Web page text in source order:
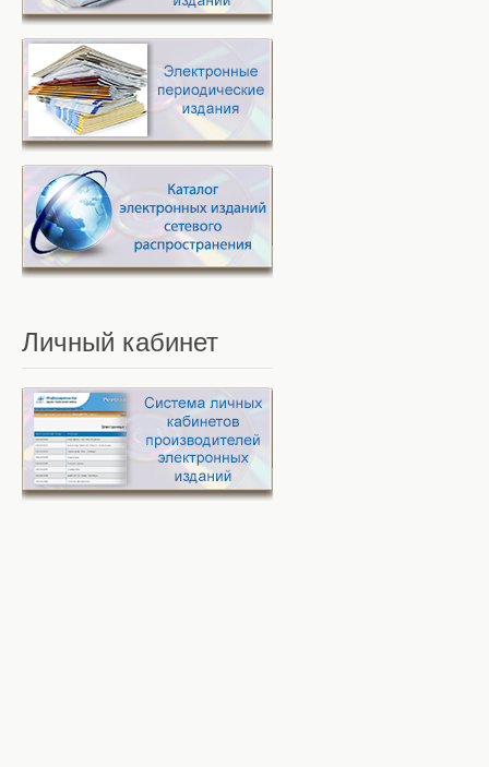
Личный кабинет